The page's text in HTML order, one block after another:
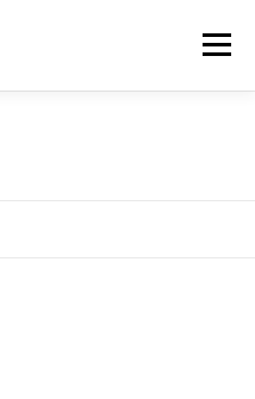
Menü